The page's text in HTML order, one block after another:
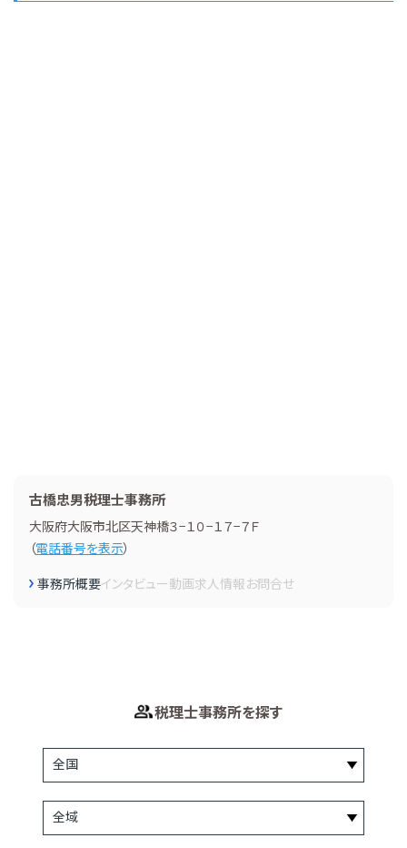
古橋忠男税理士事務所
大阪府大阪市北区天神橋３−１０−１７−７Ｆ
（電話番号を表示）
事務所概要インタビュー動画求人情報お問合せ
税理士事務所を探す